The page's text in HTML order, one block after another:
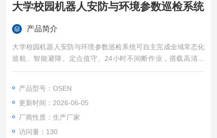
大学校园机器人安防与环境参数巡检系统
产品简介
大学校园机器人安防与环境参数巡检系统可自主完成全域常态化
巡航、智能避障、定点值守、24小时不间断作业，搭载高清视
频、红外测温、环境监测、声光告警、双向语音对讲、AI智能分
抓拍取证、超标预警、数据留存、远程推送，有效填补固定监控
盲区与人工巡检短板。
产品型号：OSEN
更新时间：2026-06-05
厂商性质：生产厂家
访问量：130